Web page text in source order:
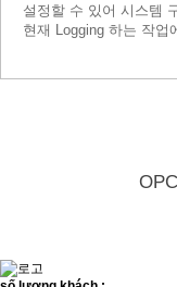
설정할 수 있어 시스템
현재 Logging 하는 작업